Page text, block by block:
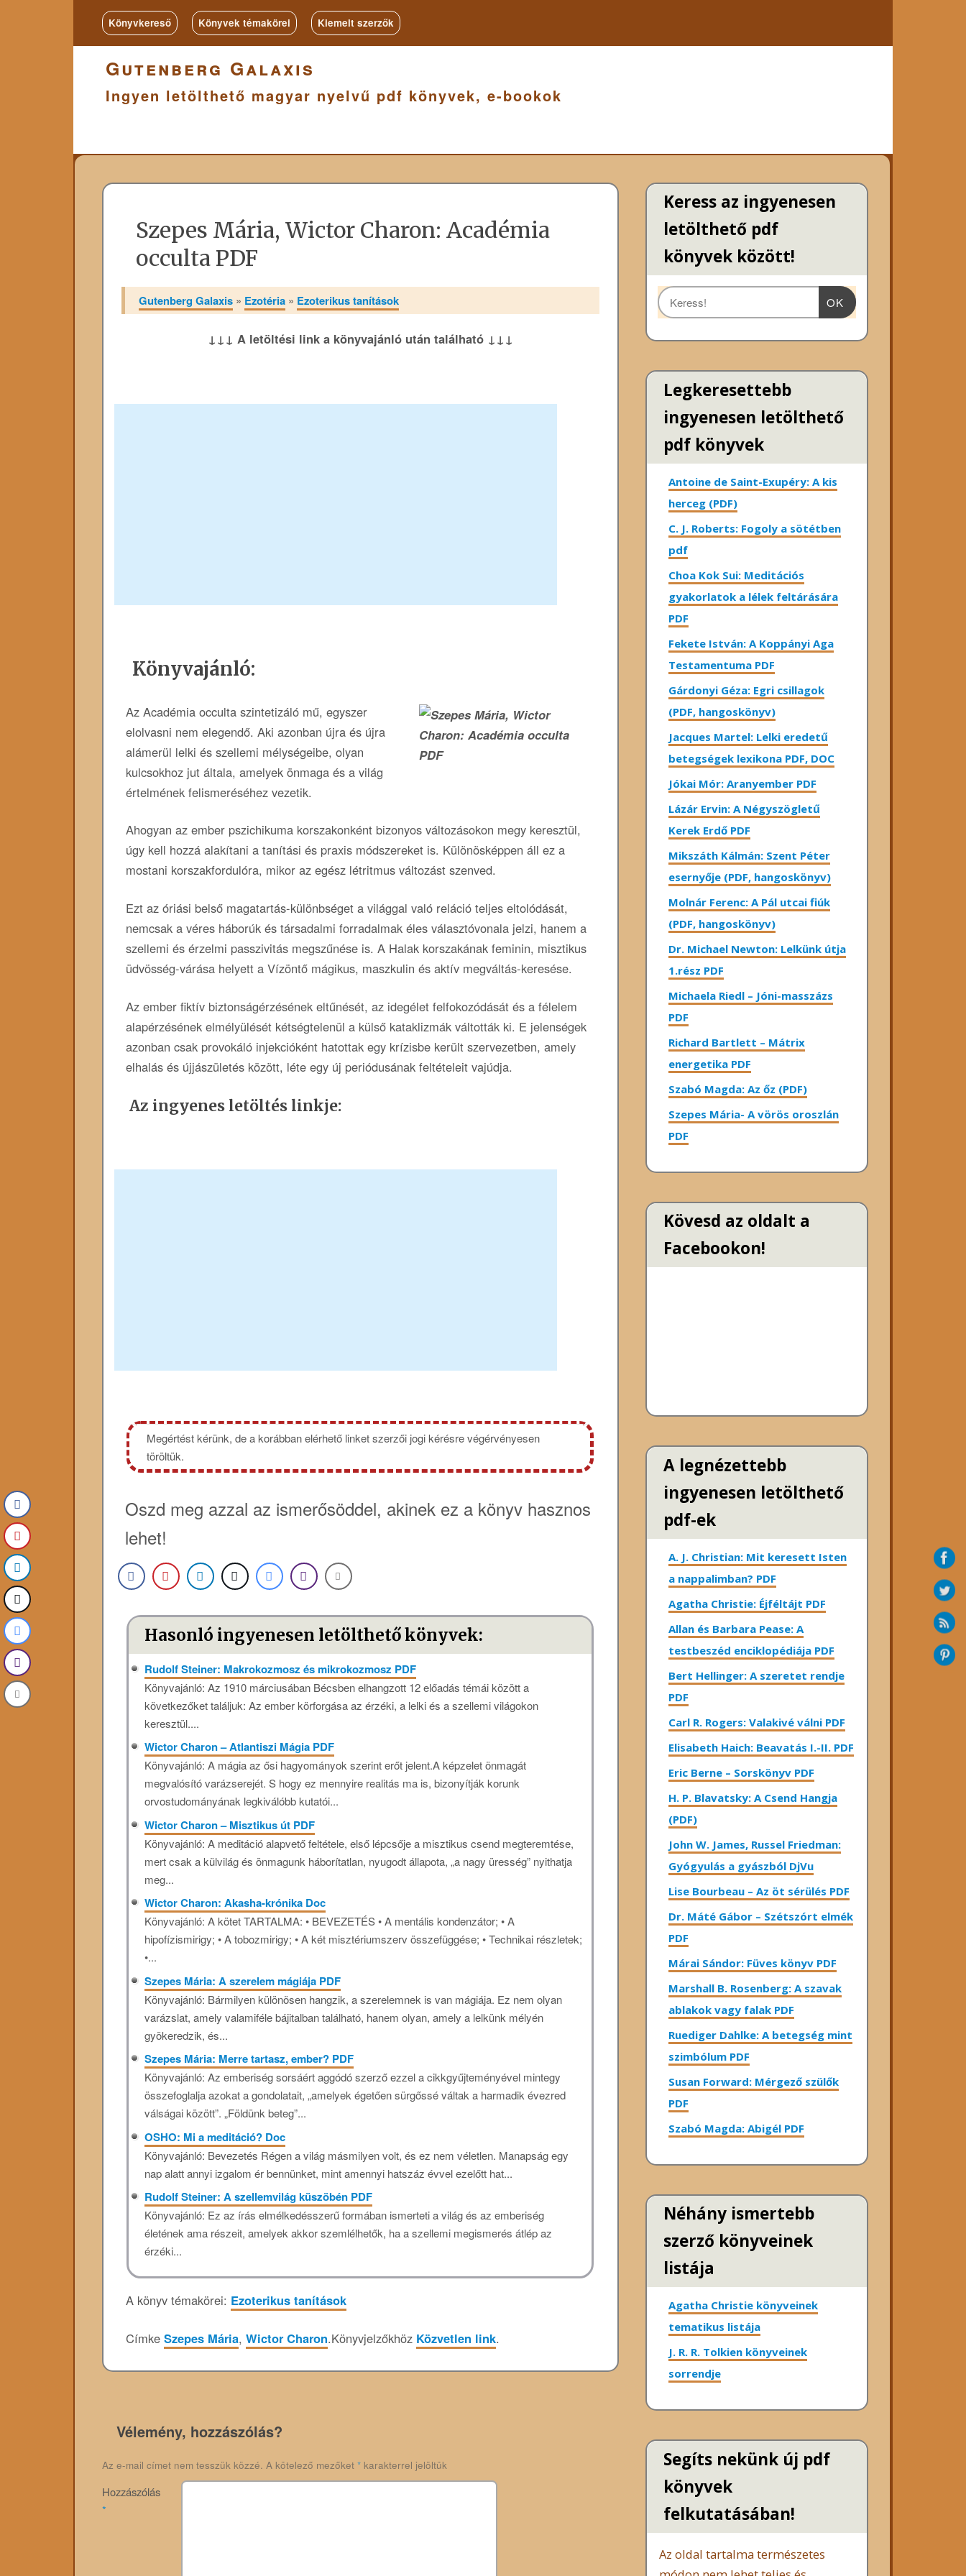
Könyvkereső Könyvek témakörei Kiemelt szerzők
Gutenberg Galaxis
Ingyen letölthető magyar nyelvű pdf könyvek, e-bookok
Szepes Mária, Wictor Charon: Académia
occulta PDF
Gutenberg Galaxis » Ezotéria » Ezoterikus tanítások
↓↓↓ A letöltési link a könyvajánló után található ↓↓↓
Könyvajánló:
Az Académia occulta szintetizáló mű, egyszer
elolvasni nem elegendő. Aki azonban újra és újra
alámerül lelki és szellemi mélységeibe, olyan
kulcsokhoz jut általa, amelyek önmaga és a világ
értelmének felismeréséhez vezetik.
Ahogyan az ember pszichikuma korszakonként bizonyos változásokon megy keresztül,
úgy kell hozzá alakítani a tanítási és praxis módszereket is. Különösképpen áll ez a
mostani korszakfordulóra, mikor az egész létritmus változást szenved.
Ezt az óriási belső magatartás-különbséget a világgal való reláció teljes eltolódását,
nemcsak a véres háborúk és társadalmi forradalmak éles választóvonala jelzi, hanem a
szellemi és érzelmi passzivitás megszűnése is. A Halak korszakának feminin, misztikus
üdvösség-várása helyett a Vízöntő mágikus, maszkulin és aktív megváltás-keresése.
Az ember fiktív biztonságérzésének eltűnését, az idegélet felfokozódását és a félelem
alapérzésének elmélyülését kétségtelenül a külső kataklizmák váltották ki. E jelenségek
azonban csak provokáló injekcióként hatottak egy krízisbe került szervezetben, amely
elhalás és újjászületés között, léte egy új periódusának feltételeit vajúdja.
Az ingyenes letöltés linkje:
Megértést kérünk, de a korábban elérhető linket szerzői jogi kérésre végérvényesen
töröltük.
Oszd meg azzal az ismerősöddel, akinek ez a könyv hasznos
lehet!
Hasonló ingyenesen letölthető könyvek:
Rudolf Steiner: Makrokozmosz és mikrokozmosz PDF
Könyvajánló: Az 1910 márciusában Bécsben elhangzott 12 előadás témái között a
következőket találjuk: Az ember körforgása az érzéki, a lelki és a szellemi világokon
keresztül....
Wictor Charon – Atlantiszi Mágia PDF
Könyvajánló: A mágia az ősi hagyományok szerint erőt jelent.A képzelet önmagát
megvalósító varázserejét. S hogy ez mennyire realitás ma is, bizonyítják korunk
orvostudományának legkiválóbb kutatói...
Wictor Charon – Misztikus út PDF
Könyvajánló: A meditáció alapvető feltétele, első lépcsője a misztikus csend megteremtése,
mert csak a külvilág és önmagunk háborítatlan, nyugodt állapota, „a nagy üresség” nyithatja
meg...
Wictor Charon: Akasha-krónika Doc
Könyvajánló: A kötet TARTALMA: • BEVEZETÉS • A mentális kondenzátor; • A
hipofízismirigy; • A tobozmirigy; • A két misztériumszerv összefüggése; • Technikai részletek;
•...
Szepes Mária: A szerelem mágiája PDF
Könyvajánló: Bármilyen különösen hangzik, a szerelemnek is van mágiája. Ez nem olyan
varázslat, amely valamiféle bájitalban található, hanem olyan, amely a lelkünk mélyén
gyökeredzik, és...
Szepes Mária: Merre tartasz, ember? PDF
Könyvajánló: Az emberiség sorsáért aggódó szerző ezzel a cikkgyűjteményével mintegy
összefoglalja azokat a gondolatait, „amelyek égetően sürgőssé váltak a harmadik évezred
válságai között”. „Földünk beteg”...
OSHO: Mi a meditáció? Doc
Könyvajánló: Bevezetés Régen a világ másmilyen volt, és ez nem véletlen. Manapság egy
nap alatt annyi izgalom ér bennünket, mint amennyi hatszáz évvel ezelőtt hat...
Rudolf Steiner: A szellemvilág küszöbén PDF
Könyvajánló: Ez az írás elmélkedésszerű formában ismerteti a világ és az emberiség
életének ama részeit, amelyek akkor szemlélhetők, ha a szellemi megismerés átlép az
érzéki...
A könyv témakörei: Ezoterikus tanítások
Címke Szepes Mária, Wictor Charon.Könyvjelzőkhöz Közvetlen link.
Vélemény, hozzászólás?
Az e-mail címet nem tesszük közzé. A kötelező mezőket *karakterrel jelöltük
Hozzászólás
*
Keress az ingyenesen
letölthető pdf
könyvek között!
OK
Legkeresettebb
ingyenesen letölthető
pdf könyvek
Antoine de Saint-Exupéry: A kis
herceg (PDF)
C. J. Roberts: Fogoly a sötétben
pdf
Choa Kok Sui: Meditációs
gyakorlatok a lélek feltárására
PDF
Fekete István: A Koppányi Aga
Testamentuma PDF
Gárdonyi Géza: Egri csillagok
(PDF, hangoskönyv)
Jacques Martel: Lelki eredetű
betegségek lexikona PDF, DOC
Jókai Mór: Aranyember PDF
Lázár Ervin: A Négyszögletű
Kerek Erdő PDF
Mikszáth Kálmán: Szent Péter
esernyője (PDF, hangoskönyv)
Molnár Ferenc: A Pál utcai fiúk
(PDF, hangoskönyv)
Dr. Michael Newton: Lelkünk útja
1.rész PDF
Michaela Riedl – Jóni-masszázs
PDF
Richard Bartlett – Mátrix
energetika PDF
Szabó Magda: Az őz (PDF)
Szepes Mária- A vörös oroszlán
PDF
Kövesd az oldalt a
Facebookon!
A legnézettebb
ingyenesen letölthető
pdf-ek
A. J. Christian: Mit keresett Isten
a nappalimban? PDF
Agatha Christie: Éjféltájt PDF
Allan és Barbara Pease: A
testbeszéd enciklopédiája PDF
Bert Hellinger: A ​szeretet rendje
PDF
Carl R. Rogers: Valakivé válni PDF
Elisabeth Haich: Beavatás I.-II. PDF
Eric Berne – Sorskönyv PDF
H. P. Blavatsky: A Csend Hangja
(PDF)
John W. James, Russel Friedman:
Gyógyulás a gyászból DjVu
Lise Bourbeau – Az öt sérülés PDF
Dr. Máté Gábor – Szétszórt elmék
PDF
Márai Sándor: Füves könyv PDF
Marshall B. Rosenberg: A szavak
ablakok vagy falak PDF
Ruediger Dahlke: A betegség mint
szimbólum PDF
Susan Forward: Mérgező szülők
PDF
Szabó Magda: Abigél PDF
Néhány ismertebb
szerző könyveinek
listája
Agatha Christie könyveinek
tematikus listája
J. R. R. Tolkien könyveinek
sorrendje
Segíts nekünk új pdf
könyvek
felkutatásában!
Az oldal tartalma természetes